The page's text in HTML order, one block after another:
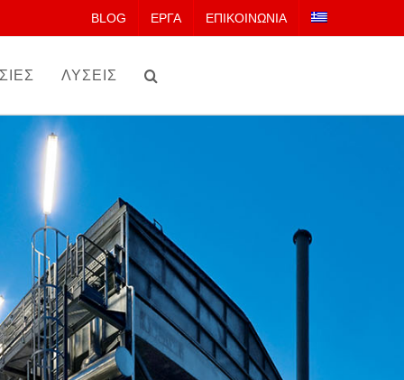
BLOG ΕΡΓΑ ΕΠΙΚΟΙΝΩΝΙΑ
ΛΥΣΕΙΣ